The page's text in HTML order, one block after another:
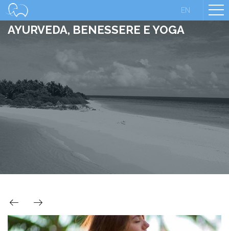
EN
AYURVEDA, BENESSERE E YOGA